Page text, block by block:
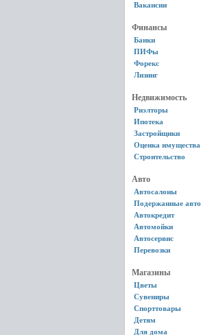
Вакансии
Финансы
Банки
ПИФы
Форекс
Лизинг
Недвижимость
Риэлторы
Ипотека
Застройщики
Оценка имущества
Строительство
Авто
Автосалоны
Подержанные авто
Автокредит
Автомойки
Автосервис
Перевозки
Магазины
Цветы
Сувениры
Спорттовары
Детям
Для дома